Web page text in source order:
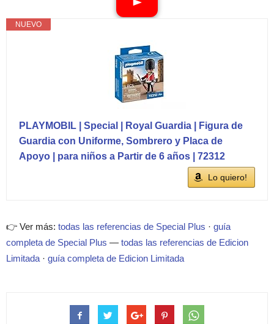
NUEVO
PLAYMOBIL | Special | Royal Guardia | Figura de
Guardia con Uniforme, Sombrero y Placa de
Apoyo | para niños a Partir de 6 años | 72312
Lo quiero!
👉 Ver más: todas las referencias de Special Plus · guía
completa de Special Plus — todas las referencias de Edicion
Limitada · guía completa de Edicion Limitada